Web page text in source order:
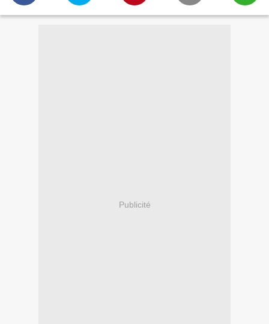
Publicité